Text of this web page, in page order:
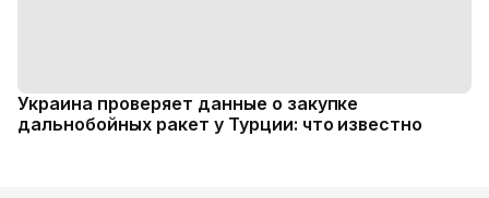
Украина проверяет данные о закупке
дальнобойных ракет у Турции: что известно